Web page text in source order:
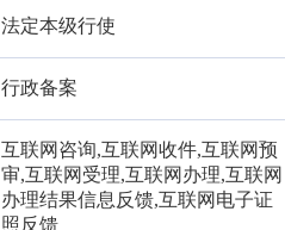
法定本级行使
行政备案
互联网咨询,互联网收件,互联网预
审,互联网受理,互联网办理,互联网
办理结果信息反馈,互联网电子证
照反馈